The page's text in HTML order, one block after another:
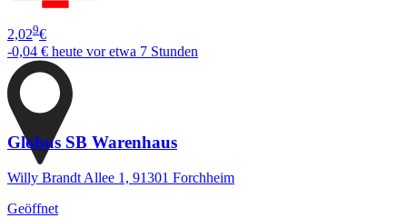
2,029€
-0,04 € heute vor etwa 7 Stunden
Globus SB Warenhaus
Willy Brandt Allee 1, 91301 Forchheim
Geöffnet